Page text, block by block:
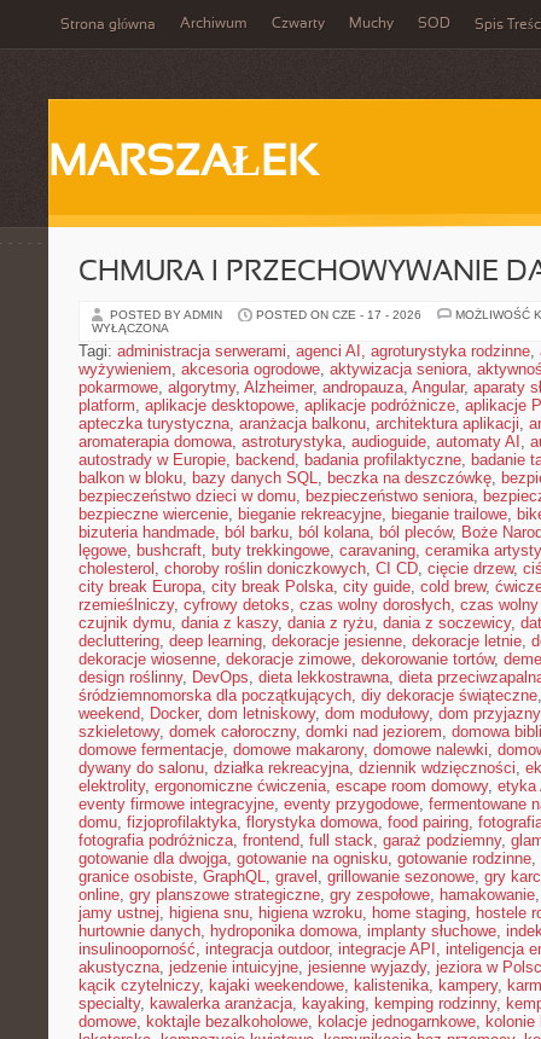
Strona główna Archiwum Czwarty Muchy SOD Spis
MARSZAŁEK
CHMURA I PRZECHOWYWANIE
POSTED BY ADMIN POSTED ON CZE - 17 - 2026
MOŻLIWOŚĆ
WYŁĄCZONA
Tagi: administracja serwerami, agenci AI , agroturystyka rodzinne,
wyżywieniem, akcesoria ogrodowe, aktywizacja seniora,
pokarmowe, algorytmy, Alzheimer, andropauza, Angular, aparaty
platform, aplikacje desktopowe, aplikacje podróżnicze, aplikacje
apteczka turystyczna, aranżacja balkonu, architektura aplikacji,
aromaterapia domowa, astroturystyka, audioguide, automaty AI ,
autostrady w Europie, backend, badania profilaktyczne, badanie
balkon w bloku, bazy danych SQL, beczka na deszczówkę,
bezpieczeństwo dzieci w domu, bezpieczeństwo seniora,
bezpieczne wiercenie, bieganie rekreacyjne, bieganie trailowe,
bizuteria handmade, ból barku, ból kolana, ból pleców, Boże
lęgowe, bushcraft, buty trekkingowe, caravaning, ceramika
cholesterol , choroby roślin doniczkowych, CI CD, cięcie drzew,
city break Europa, city break Polska, city guide, cold brew,
rzemieślniczy, cyfrowy detoks, czas wolny dorosłych, czas
czujnik dymu, dania z kaszy, dania z ryżu, dania z soczewicy,
decluttering, deep learning, dekoracje jesienne, dekoracje letnie,
dekoracje wiosenne, dekoracje zimowe, dekorowanie tortów,
design roślinny, DevOps, dieta lekkostrawna, dieta
śródziemnomorska dla początkujących, diy dekoracje świąteczne
weekend, Docker, dom letniskowy, dom modułowy, dom
szkieletowy, domek całoroczny, domki nad jeziorem, domowa
domowe fermentacje, domowe makarony, domowe nalewki,
dywany do salonu, działka rekreacyjna, dziennik wdzięczności,
elektrolity, ergonomiczne ćwiczenia, escape room domowy, etyka
eventy firmowe integracyjne, eventy przygodowe, fermentowane
domu, fizjoprofilaktyka, florystyka domowa, food pairing,
fotografia podróżnicza, frontend, full stack, garaż podziemny,
gotowanie dla dwojga, gotowanie na ognisku, gotowanie rodzinne,
granice osobiste, GraphQL, gravel , grillowanie sezonowe, gry
online, gry planszowe strategiczne, gry zespołowe, hamakowanie
jamy ustnej, higiena snu, higiena wzroku, home staging, hostele
hurtownie danych, hydroponika domowa, implanty słuchowe,
insulinooporność, integracja outdoor, integracje API , inteligencja
akustyczna, jedzenie intuicyjne, jesienne wyjazdy, jeziora w
kącik czytelniczy, kajaki weekendowe, kalistenika, kampery,
specialty, kawalerka aranżacja, kayaking, kemping rodzinny,
domowe, koktajle bezalkoholowe, kolacje jednogarnkowe, kolonie